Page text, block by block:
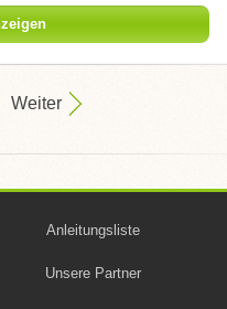
Weiter
Anleitungsliste
Unsere Partner